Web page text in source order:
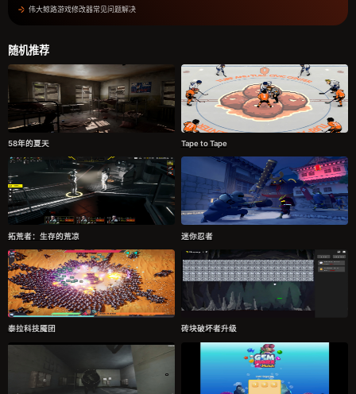
伟大鲸路游戏修改器常见问题解决
随机推荐
58年的夏天 Tape to Tape
拓荒者：生存的荒凉 迷你忍者
泰拉科技魇团 砖块破坏者升级